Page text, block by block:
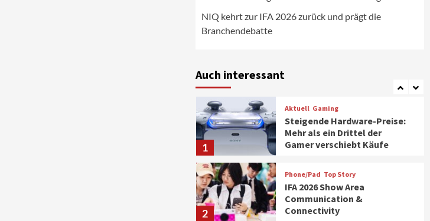
NIQ kehrt zur IFA 2026 zurück und prägt die
Branchendebatte
Auch interessant
6
Märkten aus
7
Ventilatoren
1
Aktuell Gaming
Steigende Hardware-Preise:
Mehr als ein Drittel der
Gamer verschiebt Käufe
2
Phone/Pad Top Story
IFA 2026 Show Area
Communication &
Connectivity